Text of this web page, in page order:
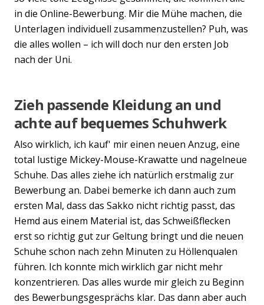
in die Online-Bewerbung. Mir die Mühe machen, die
Unterlagen individuell zusammenzustellen? Puh, was
die alles wollen – ich will doch nur den ersten Job
nach der Uni.
Zieh passende Kleidung an und
achte auf bequemes Schuhwerk
Also wirklich, ich kauf' mir einen neuen Anzug, eine
total lustige Mickey-Mouse-Krawatte und nagelneue
Schuhe. Das alles ziehe ich natürlich erstmalig zur
Bewerbung an. Dabei bemerke ich dann auch zum
ersten Mal, dass das Sakko nicht richtig passt, das
Hemd aus einem Material ist, das Schweißflecken
erst so richtig gut zur Geltung bringt und die neuen
Schuhe schon nach zehn Minuten zu Höllenqualen
führen. Ich konnte mich wirklich gar nicht mehr
konzentrieren. Das alles wurde mir gleich zu Beginn
des Bewerbungsgesprächs klar. Das dann aber auch